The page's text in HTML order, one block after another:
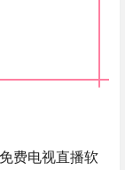
费电视直播软